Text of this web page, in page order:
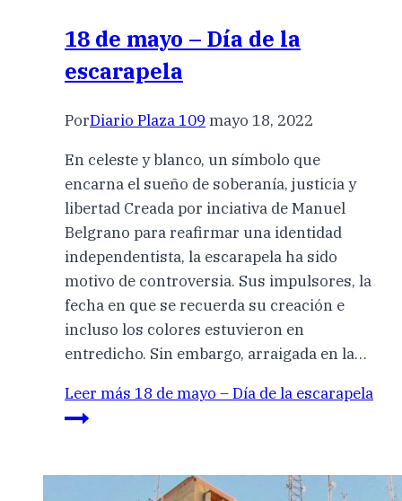
18 de mayo – Día de la
escarapela
PorDiario Plaza 109 mayo 18, 2022
En celeste y blanco, un símbolo que
encarna el sueño de soberanía, justicia y
libertad Creada por inciativa de Manuel
Belgrano para reafirmar una identidad
independentista, la escarapela ha sido
motivo de controversia. Sus impulsores, la
fecha en que se recuerda su creación e
incluso los colores estuvieron en
entredicho. Sin embargo, arraigada en la…
Leer más 18 de mayo – Día de la escarapela